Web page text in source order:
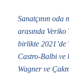
Sanatçının oda
arasında
birlikte 2021’de
Castro-Balbi ve
Wagner ve